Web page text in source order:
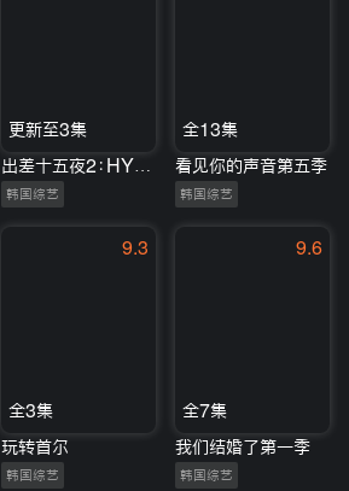
更新至3集
韩国综艺
全13集
看见你的声音第五季
韩国综艺
9.3
全3集
玩转首尔
韩国综艺
9.6
全7集
我们结婚了第一季
韩国综艺